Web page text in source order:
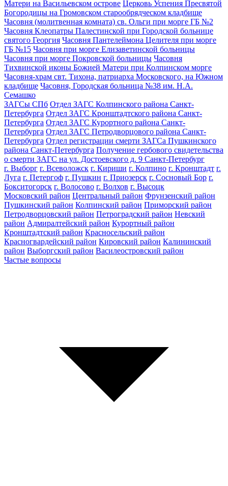
Матери на Васильевском острове Церковь Успения Пресвятой
Богородицы на Громовском старообрядческом кладбище
Часовня (молитвенная комната) св. Ольги при морге ГБ №2
Часовня Клеопатры Палестинской при Городской больнице
святого Георгия Часовня Пантелеймона Целителя при морге
ГБ №15 Часовня при морге Елизаветинской больницы
Часовня при морге Покровской больницы Часовня
Тихвинской иконы Божией Матери при Колпинском морге
Часовня-храм свт. Тихона, патриарха Московского, на Южном
кладбище Часовня, Городская больница №38 им. Н.А.
Семашко
ЗАГСы СПб Отдел ЗАГС Колпинского района Санкт-
Петербурга Отдел ЗАГС Кронштадтского района Санкт-
Петербурга Отдел ЗАГС Курортного района Санкт-
Петербурга Отдел ЗАГС Петродворцового района Санкт-
Петербурга Отдел регистрации смерти ЗАГСа Пушкинского
района Санкт-Петербурга Получение гербового свидетельства
о смерти ЗАГС на ул. Достоевского д. 9 Санкт-Петербург
г. Выборг г. Всеволожск г. Кириши г. Колпино г. Кронштадт г.
Луга г. Петергоф г. Пушкин г. Приозерск г. Сосновый Бор г.
Бокситогорск г. Волосово г. Волхов г. Высоцк
Московский район Центральный район Фрунзенский район
Пушкинский район Колпинский район Приморский район
Петродворцовский район Петроградский район Невский
район Адмиралтейский район Курортный район
Кронштадтский район Красносельский район
Красногвардейский район Кировский район Калининский
район Выборгский район Василеостровский район
Частые вопросы